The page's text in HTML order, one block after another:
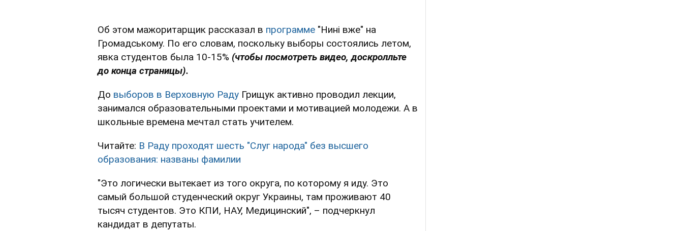
Об этом мажоритарщик рассказал в программе "Нині вже" на
Громадському. По его словам, поскольку выборы состоялись летом,
явка студентов была 10-15% (чтобы посмотреть видео, доскролльте
до конца страницы).
До выборов в Верховную Раду Грищук активно проводил лекции,
занимался образовательными проектами и мотивацией молодежи. А в
школьные времена мечтал стать учителем.
Читайте: В Раду проходят шесть "Слуг народа" без высшего
образования: названы фамилии
"Это логически вытекает из того округа, по которому я иду. Это
самый большой студенческий округ Украины, там проживают 40
тысяч студентов. Это КПИ, НАУ, Медицинский", – подчеркнул
кандидат в депутаты.